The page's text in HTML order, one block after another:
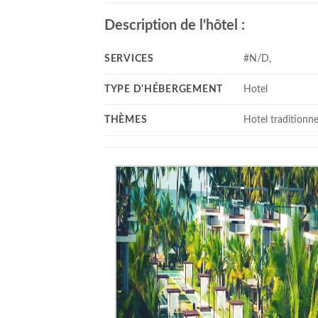
Description de l'hôtel :
SERVICES #N/D,
TYPE D'HÉBERGEMENT Hotel
THÈMES Hotel